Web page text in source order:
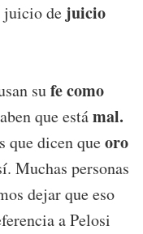
juicio de juicio
sufe como
que estámal.
que dicen queoro
Muchas personas
dejar que eso
a Pelosi